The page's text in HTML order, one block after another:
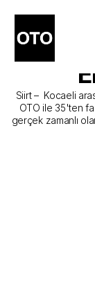
Siirt
Siirt –  Kocaeli
OTO ile 35'ten
gerçek zamanlı